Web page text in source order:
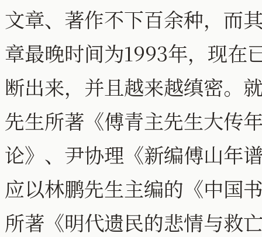
文章、著作不下百余种，而
章最晚时间为1993年，现在
断出来，并且越来越缜密。
先生所著《傅青主先生大传
论》、尹协理《新编傅山年
应以林鹏先生主编的《中国
所著《明代遗民的悲情与救